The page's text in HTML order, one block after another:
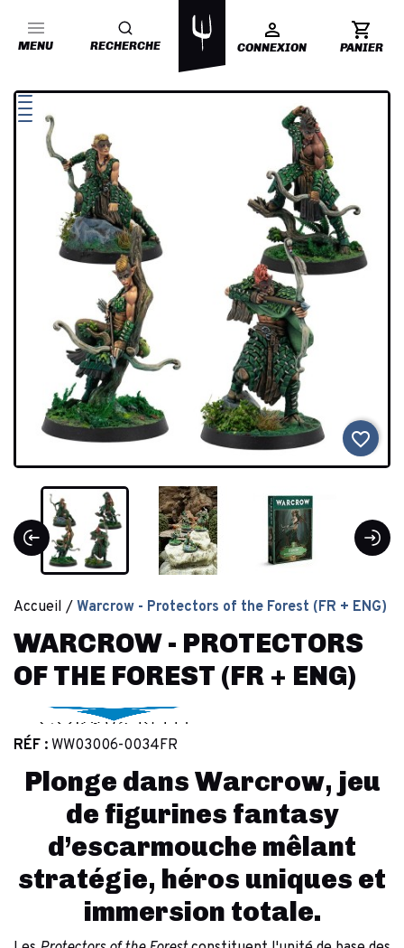
MENU RECHERCHE CONNEXION PANIER
favorite_border
Accueil Warcrow - Protectors of the Forest (FR + ENG)
WARCROW - PROTECTORS
OF THE FOREST (FR + ENG)
RÉF : WW03006-0034FR
Plonge dans Warcrow, jeu
de figurines fantasy
d’escarmouche mêlant
stratégie, héros uniques et
immersion totale.